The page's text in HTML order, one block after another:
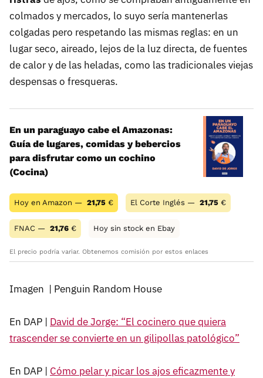
colmados y mercados, lo suyo sería mantenerlas
colgadas pero respetando las mismas reglas: en un
lugar seco, aireado, lejos de la luz directa, de fuentes
de calor y de las heladas, como las tradicionales viejas
despensas o fresqueras.
En un paraguayo cabe el Amazonas:
Guía de lugares, comidas y bebercios
para disfrutar como un cochino
(Cocina)
Hoy en Amazon — 21,75 € El Corte Inglés — 21,75 €
FNAC — 21,76 € Hoy sin stock en Ebay
El precio podría variar. Obtenemos comisión por estos enlaces
Imagen | Penguin Random House
En DAP | David de Jorge: “El cocinero que quiera
trascender se convierte en un gilipollas patológico”
En DAP | Cómo pelar y picar los ajos eficazmente y